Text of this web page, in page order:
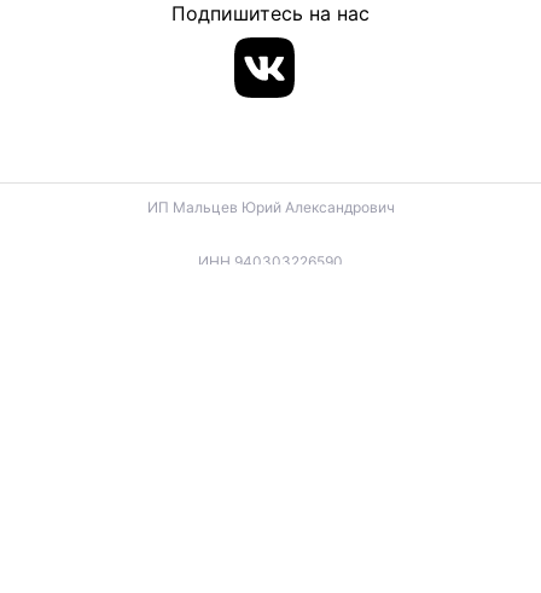
Подпишитесь на нас
ИП Мальцев Юрий Александрович
ИНН 940303226590